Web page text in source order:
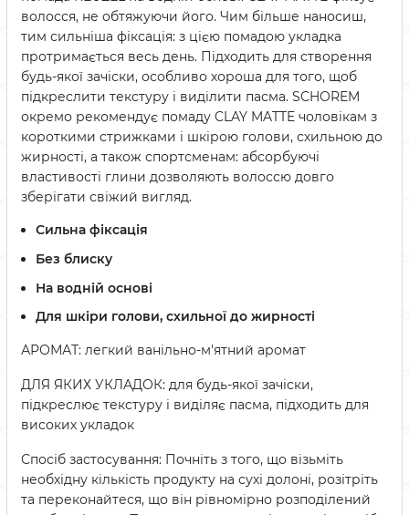
волосся, не обтяжуючи його. Чим більше наносиш,
тим сильніша фіксація: з цією помадою укладка
протримається весь день. Підходить для створення
будь-якої зачіски, особливо хороша для того, щоб
підкреслити текстуру і виділити пасма. SCHOREM
окремо рекомендує помаду CLAY MATTE чоловікам з
короткими стрижками і шкірою голови, схильною до
жирності, а також спортсменам: абсорбуючі
властивості глини дозволяють волоссю довго
зберігати свіжий вигляд.
Сильна фіксація
Без блиску
На водній основі
Для шкіри голови, схильної до жирності
АРОМАТ: легкий ванільно-м'ятний аромат
ДЛЯ ЯКИХ УКЛАДОК: для будь-якої зачіски,
підкреслює текстуру і виділяє пасма, підходить для
високих укладок
Спосіб застосування: Почніть з того, що візьміть
необхідну кількість продукту на сухі долоні, розітріть
та переконайтеся, що він рівномірно розподілений